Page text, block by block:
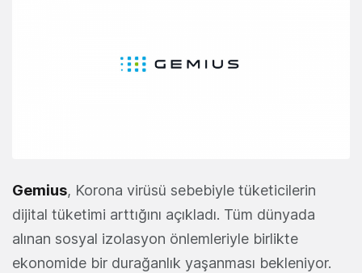
Gemius, Korona virüsü sebebiyle tüketicilerin
dijital tüketimi arttığını açıkladı. Tüm dünyada
alınan sosyal izolasyon önlemleriyle birlikte
ekonomide bir durağanlık yaşanması bekleniyor.